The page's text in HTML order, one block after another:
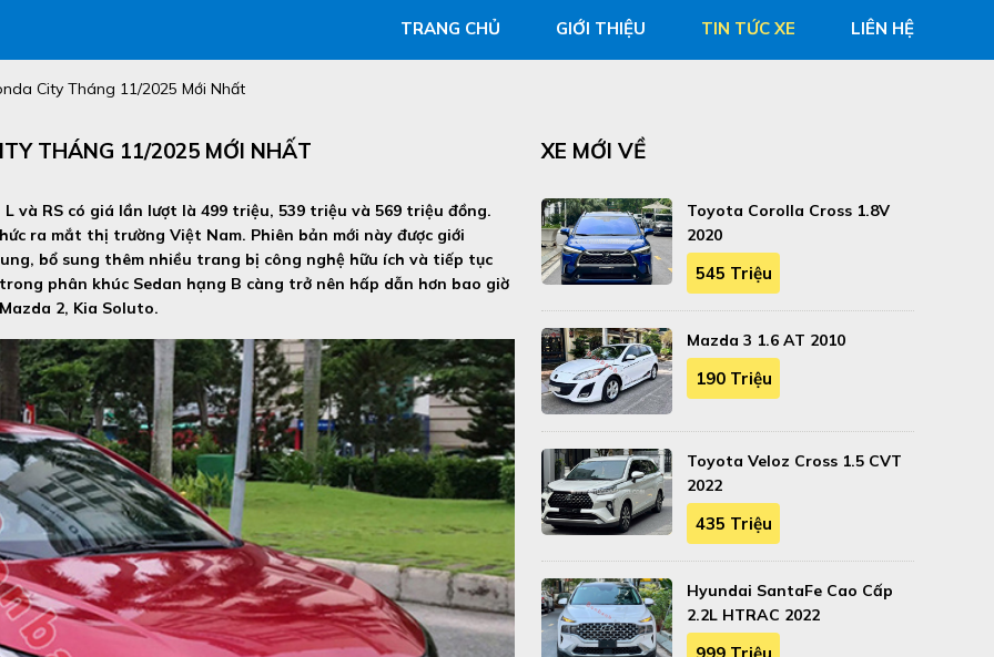
TRANG CHỦ GIỚI THIỆU TIN TỨC XE LIÊN HỆ
City Tháng 11/2025 Mới Nhất
THÁNG 11/2025 MỚI NHẤT
và RS có giá lần lượt là 499 triệu, 539 triệu và 569 triệu đồng.
ra mắt thị trường Việt Nam. Phiên bản mới này được giới
bổ sung thêm nhiều trang bị công nghệ hữu ích và tiếp tục
phân khúc Sedan hạng B càng trở nên hấp dẫn hơn bao giờ
2, Kia Soluto.
XE MỚI VỀ
Toyota Corolla Cross 1.8V
2020
545 Triệu
Mazda 3 1.6 AT 2010
190 Triệu
Toyota Veloz Cross 1.5 CVT
2022
435 Triệu
Hyundai SantaFe Cao Cấp
2.2L HTRAC 2022